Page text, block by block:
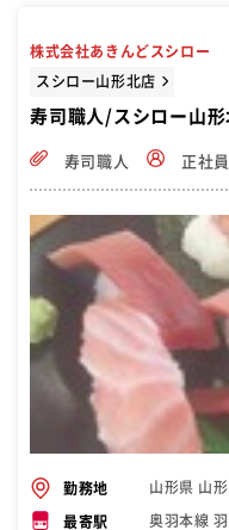
株式会社あきんどスシロー
スシロー山形北店
寿司職人/スシロー山形
寿司職人 正社員
勤務地 山形県 山
最寄駅 奥羽本線